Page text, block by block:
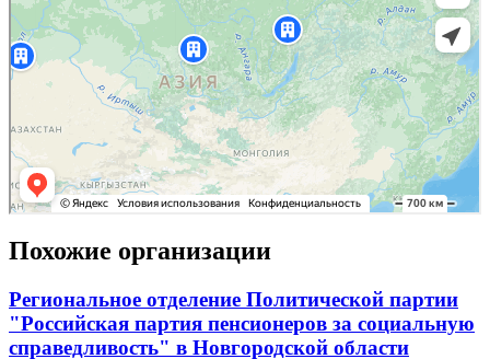
Похожие организации
Региональное отделение Политической партии
"Российская партия пенсионеров за социальную
справедливость" в Новгородской области